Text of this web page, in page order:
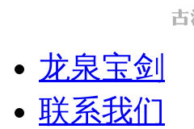
龙泉宝剑
联系我们